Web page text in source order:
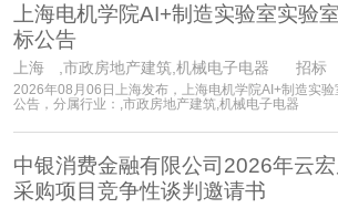
上海电机学院AI+制造实验室实验
标公告
上海 ,市政房地产建筑,机械电子电器 招标
2026年08月06日上海发布，上海电机学院AI+制造实
公告，分属行业：,市政房地产建筑,机械电子电器
中银消费金融有限公司2026年云
采购项目竞争性谈判邀请书